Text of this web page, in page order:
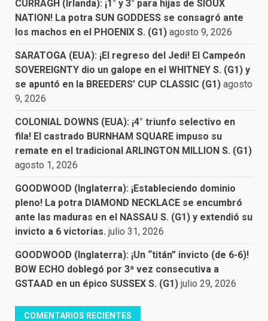
CURRAGH (Irlanda): ¡1° y 3° para hijas de SIOUX
NATION! La potra SUN GODDESS se consagró ante
los machos en el PHOENIX S. (G1) agosto 9, 2026
SARATOGA (EUA): ¡El regreso del Jedi! El Campeón
SOVEREIGNTY dio un galope en el WHITNEY S. (G1) y
se apuntó en la BREEDERS’ CUP CLASSIC (G1) agosto
9, 2026
COLONIAL DOWNS (EUA): ¡4° triunfo selectivo en
fila! El castrado BURNHAM SQUARE impuso su
remate en el tradicional ARLINGTON MILLION S. (G1)
agosto 1, 2026
GOODWOOD (Inglaterra): ¡Estableciendo dominio
pleno! La potra DIAMOND NECKLACE se encumbró
ante las maduras en el NASSAU S. (G1) y extendió su
invicto a 6 victorias. julio 31, 2026
GOODWOOD (Inglaterra): ¡Un “titán” invicto (de 6-6)!
BOW ECHO doblegó por 3ª vez consecutiva a
GSTAAD en un épico SUSSEX S. (G1) julio 29, 2026
COMENTARIOS RECIENTES